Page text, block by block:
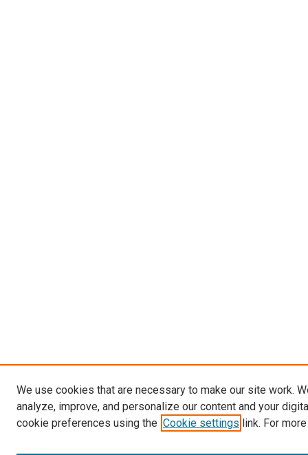
We use cookies that are necessary to make our site work.
analyze, improve, and personalize our content and your
cookie preferences using the Cookie settings link. For